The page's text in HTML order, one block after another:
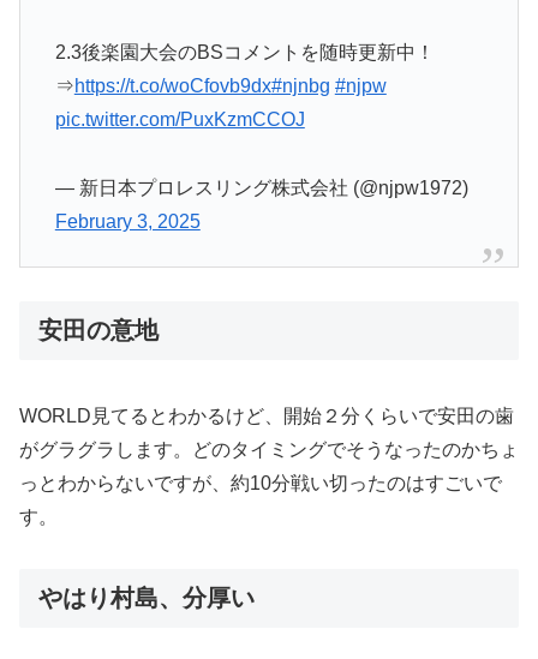
2.3後楽園大会のBSコメントを随時更新中！
⇒https://t.co/woCfovb9dx#njnbg #njpw
pic.twitter.com/PuxKzmCCOJ
— 新日本プロレスリング株式会社 (@njpw1972)
February 3, 2025
安田の意地
WORLD見てるとわかるけど、開始２分くらいで安田の歯
がグラグラします。どのタイミングでそうなったのかちょ
っとわからないですが、約10分戦い切ったのはすごいで
す。
やはり村島、分厚い